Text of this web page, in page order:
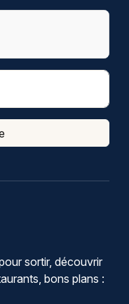
sortir, découvrir
bons plans :